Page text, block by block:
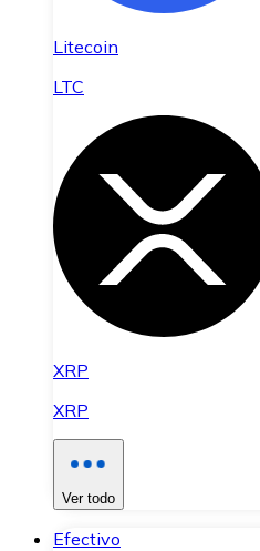
Litecoin
LTC
XRP
XRP
Ver todo
Efectivo